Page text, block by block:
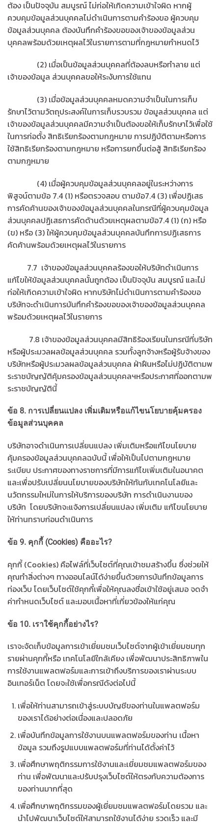
ต้อง เป็นปัจจุบัน สมบูรณ์ ไม่ก่อให้เกิดความเข้าใจผิด หากผู้
ควบคุมข้อมูลส่วนบุคคลไม่ดำเนินการตามคำร้องขอ ผู้ควบคุม
ข้อมูลส่วนบุคคล ต้องบันทึกคำร้องขอของเจ้าของข้อมูลส่วน
บุคคลพร้อมด้วยเหตุผลไว้ในรายการตามที่กฎหมายกำหนดไว้
(2) เมื่อเป็นข้อมูลส่วนบุคคลที่ต้องลบหรือทำลาย แต่
เจ้าของข้อมูล ส่วนบุคคลขอให้ระงับการใช้แทน
(3) เมื่อข้อมูลส่วนบุคคลหมดความจำเป็นในการเก็บ
รักษาไว้ตามวัตถุประสงค์ในการเก็บรวบรวม ข้อมูลส่วนบุคคล แต่
เจ้าของข้อมูลส่วนบุคคลมีความจำเป็นต้องขอให้เก็บรักษาไว้เพื่อใช้
ในการก่อตั้ง สิทธิเรียกร้องตามกฎหมาย การปฏิบัติตามหรือการ
ใช้สิทธิเรียกร้องตามกฎหมาย หรือการยกขึ้นต่อสู้ สิทธิเรียกร้อง
ตามกฎหมาย
(4) เมื่อผู้ควบคุมข้อมูลส่วนบุคคลอยู่ในระหว่างการ
พิสูจน์ตามข้อ 7.4 (1) หรือตรวจสอบ ตามข้อ7.4 (3) เพื่อปฏิเสธ
การคัดค้านของเจ้าของข้อมูลส่วนบุคคลในกรณีที่ผู้ควบคุมข้อมูล
ส่วนบุคคลปฏิเสธการคัดด้านด้วยเหตุผลตามข้อ7.4 (1) (ก) หรือ
(ข) หรือ (3) ให้ผู้ควบคุมข้อมูลส่วนบุคคลบันทึกการปฏิเสธการ
คัดค้านพร้อมด้วยเหตุผลไว้ในรายการ
7.7 เจ้าของข้อมูลส่วนบุคคลร้องขอให้บริษัทดำเนินการ
แก้ไขให้ข้อมูลส่วนบุคคลนั้นถูกต้อง เป็นปัจจุบัน สมบูรณ์ และไม่
ก่อให้เกิดความเข้าใจผิด หากบริษัทไม่ดำเนินการตามคำร้องขอ
บริษัทจะดำเนินการบันทึกคำร้องขอของเจ้าของข้อมูลส่วนบุคคล
พร้อมด้วยเหตุผลไว้ในรายการ
7.8 เจ้าของข้อมูลส่วนบุคคลมีสิทธิร้องเรียนในกรณีที่บริษัท
หรือผู้ประมวลผลข้อมูลส่วนบุคคล รวมทั้งลูกจ้างหรือผู้รับจ้างของ
บริษัทหรือผู้ประมวลผลข้อมูลส่วนบุคคล ฝ่าฝืนหรือไม่ปฏิบัติตามพ
ระราชบัญญัติคุ้มครองข้อมูลส่วนบุคคลฯหรือประกาศที่ออกตามพ
ระราชบัญญัตินี้
ข้อ 8. การเปลี่ยนแปลง เพิ่มเติมหรือแก้ไขนโยบายคุ้มครอง
ข้อมูลส่วนบุคคล
บริษัทอาจดำเนินการเปลี่ยนแปลง เพิ่มเติมหรือแก้ไขนโยบาย
คุ้มครองข้อมูลส่วนบุคคลฉบับนี้ เพื่อให้เป็นไปตามกฎหมาย
ระเบียบ ประกาศของทางราชการที่มีการแก้ไขเพิ่มเติมในอนาคต
และเพื่อปรับเปลี่ยนนโยบายของบริษัทให้ทันกับเทคโนโลยีและ
นวัตกรรมใหม่ในการให้บริการของบริษัท การดำเนินงานของ
บริษัท โดยบริษัทจะแจ้งการเปลี่ยนแปลง เพิ่มเติม แก้ไขนโยบาย
ให้ท่านทราบก่อนดำเนินการ
ข้อ 9. คุกกี้ (Cookies) คืออะไร?
คุกกี้ (Cookies) คือไฟล์ที่เว็บไซต์ที่คุณเข้าชมสร้างขึ้น ซึ่งช่วยให้
คุณทำสิ่งต่างๆ ทางออนไลน์ได้ง่ายขึ้นด้วยการบันทึกข้อมูลการ
ท่องเว็บ โดยเว็บไซต์ใช้คุกกี้เพื่อให้คุณลงชื่อเข้าใช้อยู่เสมอ จดจำ
ค่ากำหนดเว็บไซต์ และมอบเนื้อหาที่เกี่ยวข้องให้แก่คุณ
ข้อ 10. เราใช้คุกกี้อย่างไร?
เราจะจัดเก็บข้อมูลการเข้าเยี่ยมชมเว็บไซต์จากผู้เข้าเยี่ยมชมทุก
รายผ่านคุกกี้หรือ เทคโนโลยีใกล้เคียง เพื่อพัฒนาประสิทธิภาพใน
การใช้งานแพลตฟอร์มและการเข้าถึงบริการของเราผ่านระบบ
อินเทอร์เน็ต โดยจะใช้เพื่อกรณีดังต่อไปนี้
เพื่อให้ท่านสามารถเข้าสู่ระบบบัญชีของท่านในแพลตฟอร์ม
ของเราได้อย่างต่อเนื่องและปลอดภัย
เพื่อบันทึกข้อมูลการใช้งานบนแพลตฟอร์มของท่าน เนื้อหา
ข้อมูล รวมถึงรูปแบบแพลตฟอร์มที่ท่านได้ตั้งค่าไว้
เพื่อศึกษาพฤติกรรมการใช้งานและเยี่ยมชมแพลตฟอร์มของ
ท่าน เพื่อพัฒนาและปรับปรุงเว็บไซต์ให้ตรงกับความต้องการ
ของท่านมากที่สุด
เพื่อศึกษาพฤติกรรมของผู้เยี่ยมชมแพลตฟอร์มโดยรวม และ
นำไปพัฒนาเว็บไซต์ให้สามารถใช้งานได้ง่าย รวดเร็ว และมี